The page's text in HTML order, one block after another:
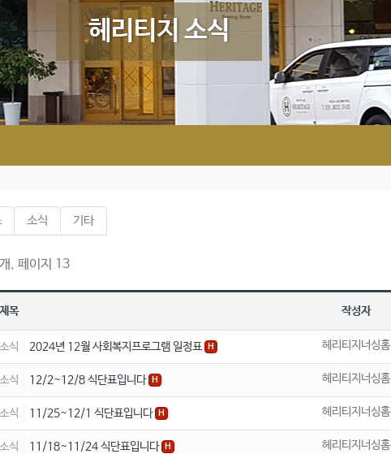
헤리티지 소식
소식 기타
, 페이지 13
제목 작성자
소식 2024년 12월 사회복지프로그램 일정표 H 헤리티지너싱홈
소식 12/2~12/8 식단표입니다 H 헤리티지너싱홈
소식 11/25~12/1 식단표입니다 H 헤리티지너싱홈
소식 11/18~11/24 식단표입니다 H 헤리티지너싱홈